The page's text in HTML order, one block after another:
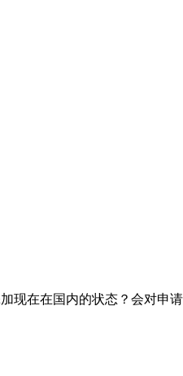
现在在国内的状态？会对申